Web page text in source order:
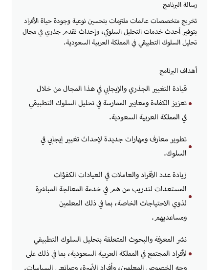
رسالة البرنامج
تخريج متخصصات عالمات ملتزمات بتحسين نوعية وجودة حياة الأفراد
بتوفير أحدث خدمات التحليل السلوكي، وإحداث تقدم جذري في مجال
تحليل السلوك التطبيقي في المملكة العربية السعودية.
أهداف البرنامج
قيادة التغيير الجذري والإيجابي في هذا المجال من خلال
تعزيز الكفاءة ومعايير الممارسة في تحليل السلوك التطبيقي
في المملكة العربية السعودية.
تطوير معارف ومهارات جديدة لإحداث تغيير إيجابي في
السلوك.
زيادة عدد الأفراد والعاملات في العيادات الكفؤات
المستعدات لتدريب من هم في خدمة المعالجة المباشرة
لذوي الاحتياجات الخاصة، بما في ذلك المعلمين
ومساعديهم.
نشر المعرفة والبحوث المتعلقة بتحليل السلوك التطبيقي
لأفراد المجتمع في المملكة العربية السعودية، بما في ذلك على